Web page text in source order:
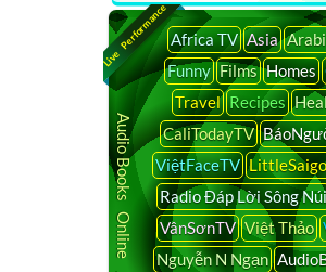
Live PerformanceAfrica TV Asia
Funny Films Homes
Travel Recipes
CaliTodayTV
ViệtFaceTV
Radio Đáp Lời Sông Núi
VânSơnTV Việt Thảo
Nguyễn N Ngạn
Audio Books Online